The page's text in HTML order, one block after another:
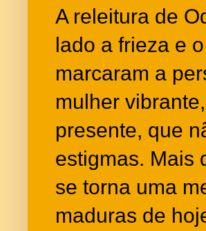
A releitura de
lado a frieza e
marcaram a
mulher
presente, que
estigmas. Mais
se torna uma
maduras de